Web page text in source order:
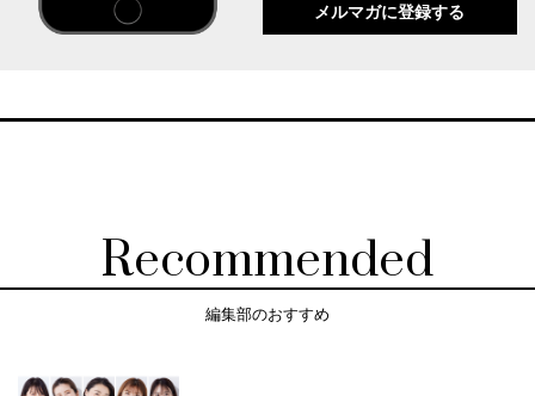
メルマガに登録する
Recommended
編集部のおすすめ